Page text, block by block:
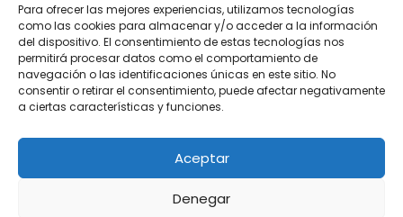
Para ofrecer las mejores experiencias, utilizamos tecnologías
como las cookies para almacenar y/o acceder a la información
del dispositivo. El consentimiento de estas tecnologías nos
permitirá procesar datos como el comportamiento de
navegación o las identificaciones únicas en este sitio. No
consentir o retirar el consentimiento, puede afectar negativamente
a ciertas características y funciones.
Aceptar
Denegar
ELIGE TU MESA DE MEZCLAS PERFECTA
Mesas Profesionales Hercules
Mesas más Caras de Pioneer
Mesas Numark por menos de 300 €